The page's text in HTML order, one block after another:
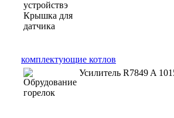
комплектующие котлов
Усилитель R7849 A